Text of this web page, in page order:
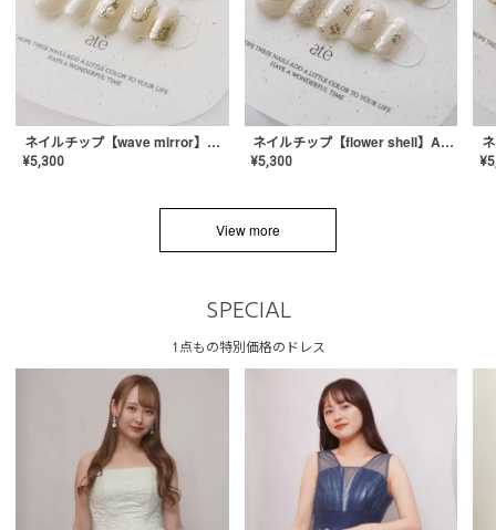
ネイルチップ【wave mirror】AE-CONA-04
¥5,300
ネイルチップ【flower shell】AE-CONA-03
¥5,300 ¥
View more
SPECIAL
1点もの特別価格のドレス